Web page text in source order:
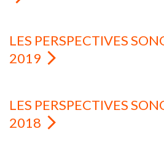
LES PERSPECTIVES
2019
LES PERSPECTIVES
2018